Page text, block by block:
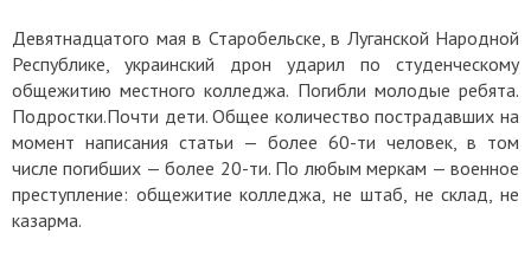
Девятнадцатого мая в Старобельске, в Луганской Народной
Республике, украинский дрон ударил по студенческому
общежитию местного колледжа. Погибли молодые ребята.
Подростки.Почти дети. Общее количество пострадавших на
момент написания статьи — более 60-ти человек, в том
числе погибших — более 20-ти. По любым меркам — военное
преступление: общежитие колледжа, не штаб, не склад, не
казарма.